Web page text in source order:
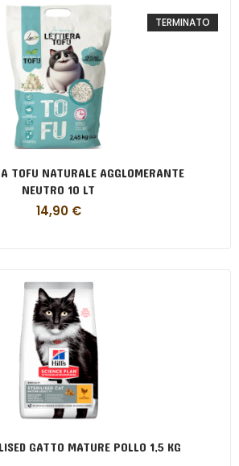
TERMINATO
TOFU NATURALE AGGLOMERANTE
NEUTRO 10 LT
14,90 €
GATTO MATURE POLLO 1,5 KG